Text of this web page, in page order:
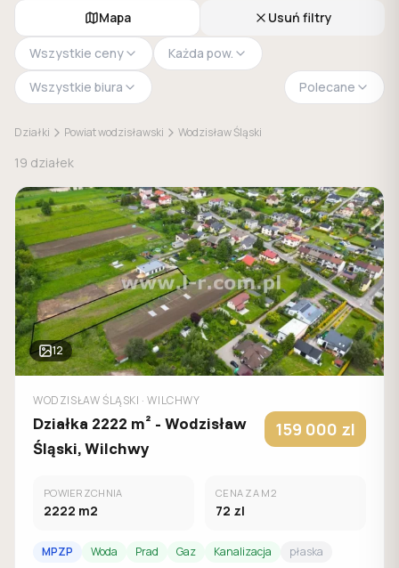
Mapa Usuń filtry
Wszystkie ceny
Każda pow.
Wszystkie biura
Polecane
Działki Powiat wodzisławski Wodzisław Śląski
19 działek
12
WODZISŁAW ŚLĄSKI · WILCHWY
Działka 2222 m² - Wodzisław
Śląski, Wilchwy
159 000 zl
POWIERZCHNIA
2222 m2
CENA ZA M2
72 zl
MPZP Woda Prad Gaz Kanalizacja płaska